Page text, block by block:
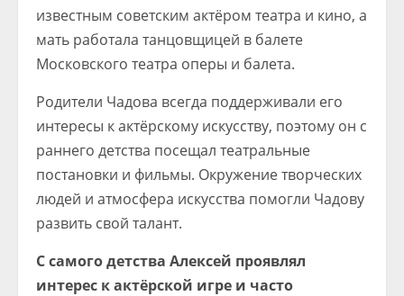
известным советским актёром театра и кино, а
мать работала танцовщицей в балете
Московского театра оперы и балета.
Родители Чадова всегда поддерживали его
интересы к актёрскому искусству, поэтому он с
раннего детства посещал театральные
постановки и фильмы. Окружение творческих
людей и атмосфера искусства помогли Чадову
развить свой талант.
С самого детства Алексей проявлял
интерес к актёрской игре и часто